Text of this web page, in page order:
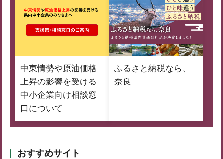
中東情勢や原油価格
上昇の影響を受ける
中小企業向け相談窓
口について
ふるさと納税なら、
奈良
おすすめサイト